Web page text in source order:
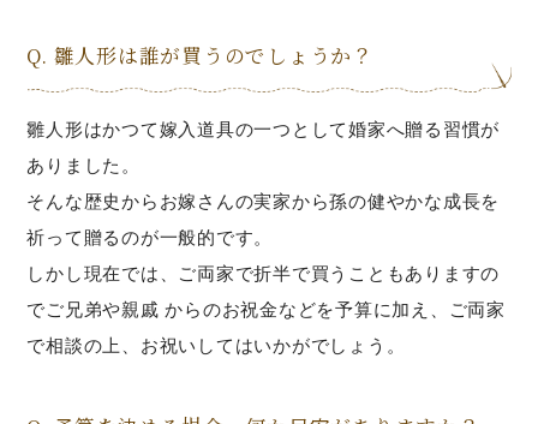
Q. 雛人形は誰が買うのでしょうか？
雛人形はかつて嫁入道具の一つとして婚家へ贈る習慣が
ありました。
そんな歴史からお嫁さんの実家から孫の健やかな成長を
祈って贈るのが一般的です。
しかし現在では、ご両家で折半で買うこともありますの
でご兄弟や親戚 からのお祝金などを予算に加え、ご両家
で相談の上、お祝いしてはいかがでしょう。